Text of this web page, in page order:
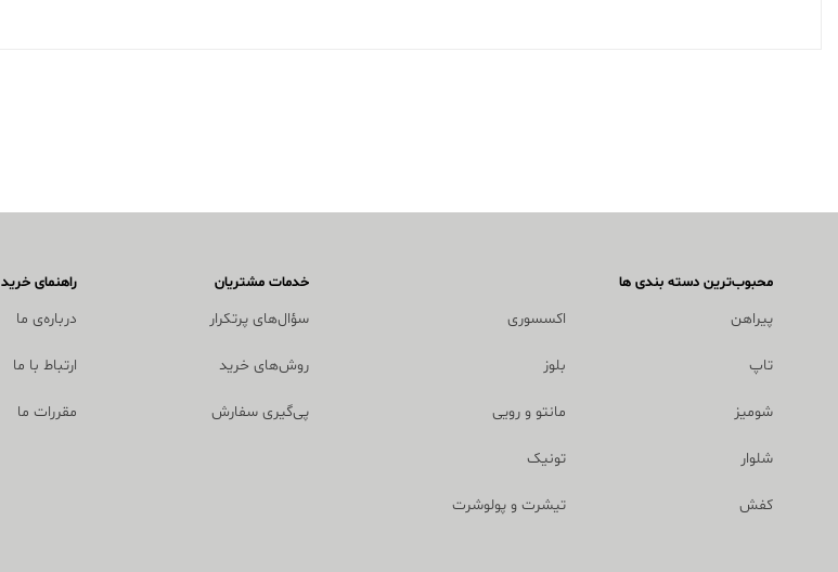
محبوب‌ترین دسته بندی ها
پیراهن
تاپ
شومیز
شلوار
کفش
اکسسوری
بلوز
مانتو و رویی
تونیک
تیشرت و پولوشرت
خدمات مشتریان
سؤال‌های پرتکرار
روش‌های خرید
پی‌گیری سفارش
راهنمای خرید
درباره‌ی ما
ارتباط با ما
مقررات ما